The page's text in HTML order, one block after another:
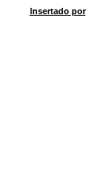
Insertado por